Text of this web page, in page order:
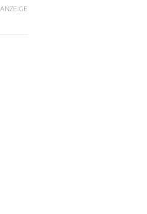
ANZEIGE